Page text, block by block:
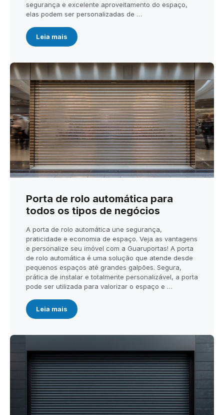
segurança e excelente aproveitamento do espaço,
elas podem ser personalizadas de …
Leia mais
Porta de rolo automática para
todos os tipos de negócios
A porta de rolo automática une segurança,
praticidade e economia de espaço. Veja as vantagens
e personalize seu imóvel com a Guaruportas! A porta
de rolo automática é uma solução que atende desde
pequenos espaços até grandes galpões. Segura,
prática de instalar e totalmente personalizável, a porta
pode ser utilizada para valorizar o espaço e …
Leia mais